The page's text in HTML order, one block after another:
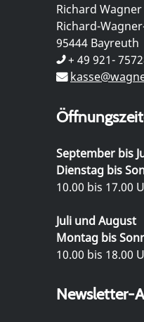
Richard
Richard-
95444 Bayreuth
+ 49 921-
September bis
Dienstag bis
10.00 bis 17.00
Juli und August
Montag bis
10.00 bis 18.00
Newsletter-